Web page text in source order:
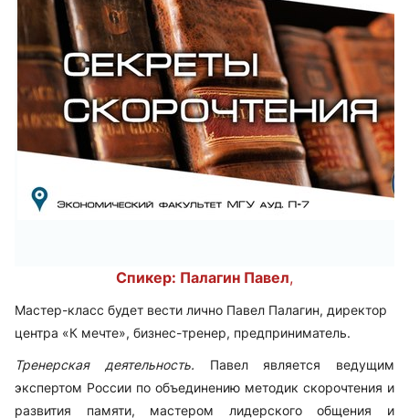
Спикер: Палагин Павел,
Мастер-класс будет вести лично Павел Палагин, директор
центра «К мечте», бизнес-тренер, предприниматель.
Тренерская деятельность. Павел является ведущим
экспертом России по объединению методик скорочтения и
развития памяти, мастером лидерского общения и